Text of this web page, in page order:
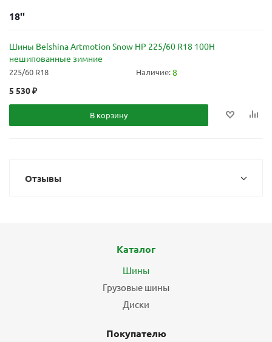
18''
Шины Belshina Artmotion Snow HP 225/60 R18 100H
нешипованные зимние
225/60 R18 Наличие:8
5 530₽
В корзину
Отзывы
Каталог
Шины
Грузовые шины
Диски
Покупателю